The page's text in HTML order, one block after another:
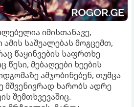
იმისთანავე,
საშუალებას მოგცემთ,
წაყინვების საფრთხე
მებაღეები ხეების
ამჯობინებენ, თუმცა
მშვენივრად ხარობს ადრე
შემთხვევაშიც.